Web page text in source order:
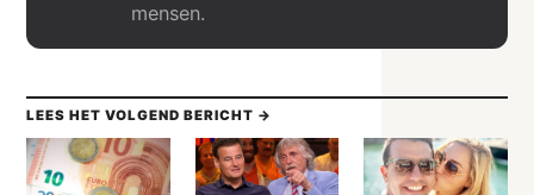
mensen.
LEES HET VOLGEND BERICHT →